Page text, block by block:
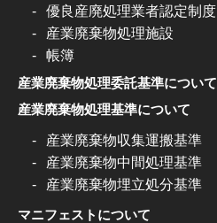
優良産廃処理業者認定制度
産業廃棄物処理施設
帳簿
産業廃棄物処理委託基準について
産業廃棄物処理基準について
産業廃棄物収集運搬基準
産業廃棄物中間処理基準
産業廃棄物埋立処分基準
マニフェストについて